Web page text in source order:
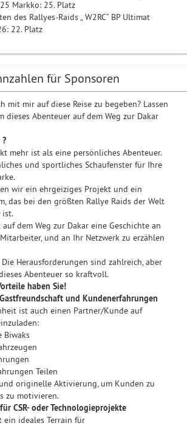
Markko: 25. Platz
des Rallyes-Raids „ W2RC“ BP Ultimat
22. Platz
für Sponsoren
mit mir auf diese Reise zu begeben? Lassen
dieses Abenteuer auf dem Weg zur Dakar
mehr ist als eine persönliches Abenteuer.
und sportliches Schaufenster für Ihre
wir ein ehrgeiziges Projekt und ein
das bei den größten Rallye Raids der Welt
ist.
dem Weg zur Dakar eine Geschichte an
und an Ihr Netzwerk zu erzählen
Die Herausforderungen sind zahlreich, aber
Abenteuer so kraftvoll.
haben Sie!
und Kundenerfahrungen
ist auch einen Partner/Kunde auf
Biwaks
Teilen
originelle Aktivierung, um Kunden zu
zu motivieren.
CSR- oder Technologieprojekte
ein ideales Terrain für